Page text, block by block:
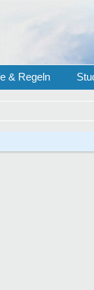
& Regeln